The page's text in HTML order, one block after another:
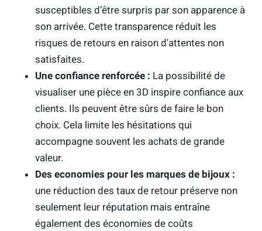
susceptibles d’être surpris par son apparence à
son arrivée. Cette transparence réduit les
risques de retours en raison d'attentes non
satisfaites.
Une confiance renforcée : La possibilité de
visualiser une pièce en 3D inspire confiance aux
clients. Ils peuvent être sûrs de faire le bon
choix. Cela limite les hésitations qui
accompagne souvent les achats de grande
valeur.
Des economies pour les marques de bijoux :
une réduction des taux de retour préserve non
seulement leur réputation mais entraîne
également des économies de coûts